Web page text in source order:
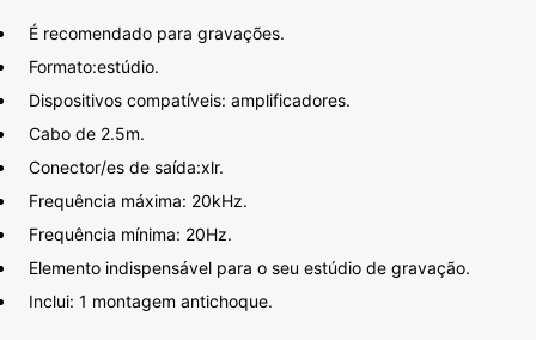
É recomendado para gravações.
Formato:estúdio.
Dispositivos compatíveis: amplificadores.
Cabo de 2.5m.
Conector/es de saída:xlr.
Frequência máxima: 20kHz.
Frequência mínima: 20Hz.
Elemento indispensável para o seu estúdio de gravação.
Inclui: 1 montagem antichoque.